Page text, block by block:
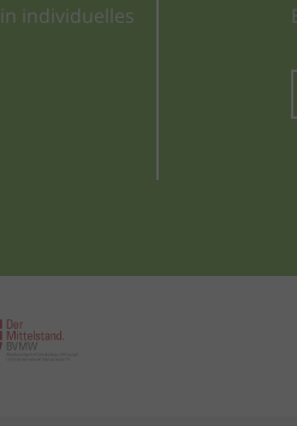
individuelles